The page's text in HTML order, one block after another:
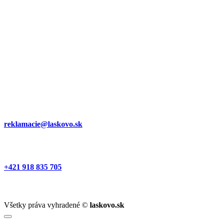
reklamacie@laskovo.sk
+421 918 835 705
Všetky práva vyhradené © laskovo.sk